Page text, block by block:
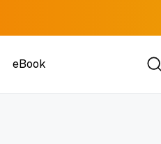
eBook